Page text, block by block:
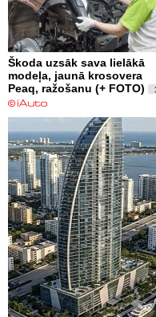
Škoda uzsāk sava lielākā
modeļa, jaunā krosovera
Peaq, ražošanu (+ FOTO)
1